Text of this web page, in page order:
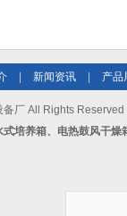
新闻资讯 产品
厂 All Rights Reserved
培养箱、电热鼓风干